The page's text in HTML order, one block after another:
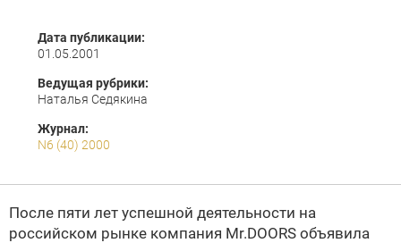
Дата публикации:
01.05.2001
Ведущая рубрики:
Наталья Седякина
Журнал:
N6 (40) 2000
После пяти лет успешной деятельности на
российском рынке компания Mr.DOORS объявила